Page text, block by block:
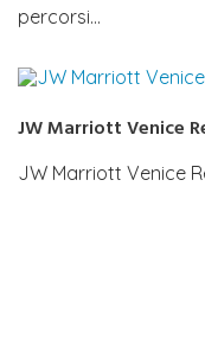
percorsi…
JW Marriott Venice
JW Marriott Venice